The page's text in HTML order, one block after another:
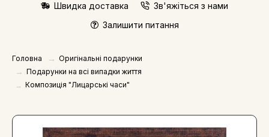
Швидка доставка
Зв'яжіться з нами
Залишити питання
Головна
Оригінальні подарунки
Подарунки на всі випадки життя
Композиція "Лицарські часи"